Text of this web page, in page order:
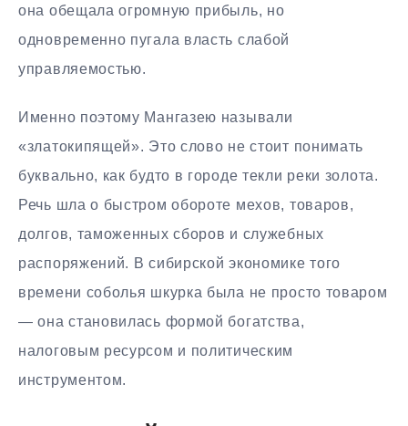
она обещала огромную прибыль, но
одновременно пугала власть слабой
управляемостью.
Именно поэтому Мангазею называли
«златокипящей». Это слово не стоит понимать
буквально, как будто в городе текли реки золота.
Речь шла о быстром обороте мехов, товаров,
долгов, таможенных сборов и служебных
распоряжений. В сибирской экономике того
времени соболья шкурка была не просто товаром
— она становилась формой богатства,
налоговым ресурсом и политическим
инструментом.